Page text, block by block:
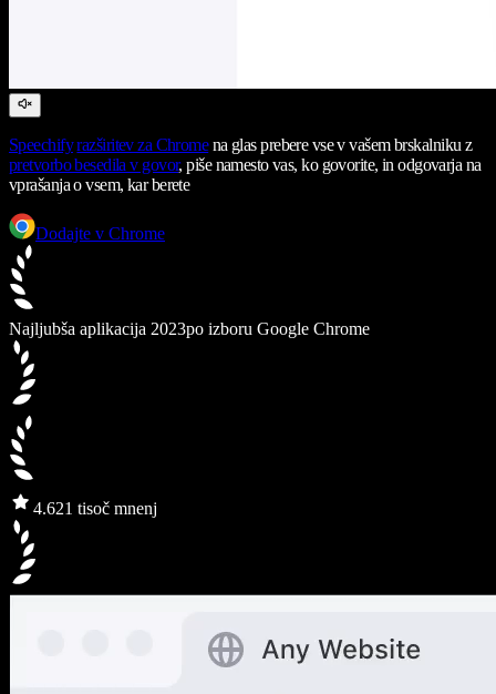
Speechify razširitev za Chromena glas prebere vse v vašem brskalniku z
pretvorbo besedila v govor, piše namesto vas, ko govorite, in odgovarja na
vprašanja o vsem, kar berete
Dodajte v Chrome
Najljubša aplikacija 2023po izboru Google Chrome
4.621 tisoč mnenj